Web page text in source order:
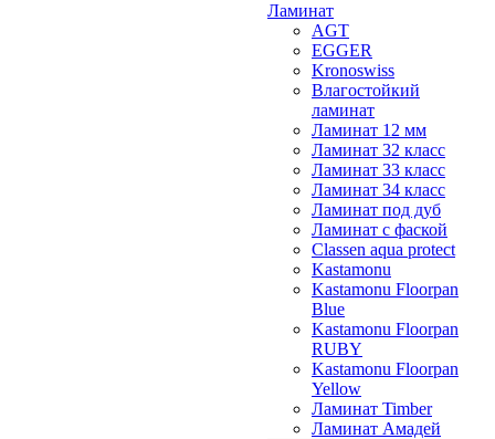
Ламинат
AGT
EGGER
Kronoswiss
Влагостойкий
ламинат
Ламинат 12 мм
Ламинат 32 класс
Ламинат 33 класс
Ламинат 34 класс
Ламинат под дуб
Ламинат с фаской
Classen aqua protect
Kastamonu
Kastamonu Floorpan
Blue
Kastamonu Floorpan
RUBY
Kastamonu Floorpan
Yellow
Ламинат Timber
Ламинат Амадей